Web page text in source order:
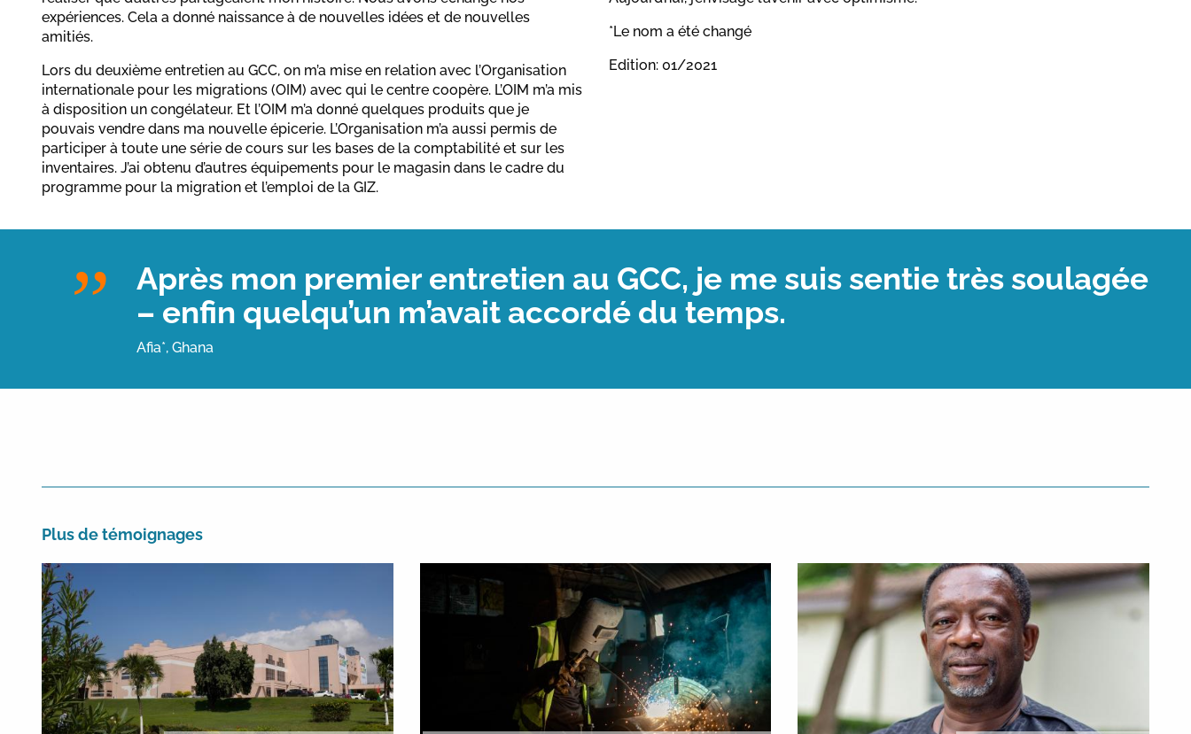
expériences. Cela a donné naissance à de nouvelles idées et de nouvelles
amitiés.
Lors du deuxième entretien au GCC, on m’a mise en relation avec l’Organisation
internationale pour les migrations (OIM) avec qui le centre coopère. L’OIM m’a mis
à disposition un congélateur. Et l’OIM m’a donné quelques produits que je
pouvais vendre dans ma nouvelle épicerie. L’Organisation m’a aussi permis de
participer à toute une série de cours sur les bases de la comptabilité et sur les
inventaires. J’ai obtenu d’autres équipements pour le magasin dans le cadre du
programme pour la migration et l’emploi de la GIZ.
*Le nom a été changé
Edition: 01/2021
Après mon premier entretien au GCC, je me suis sentie très soulagée
– enfin quelqu’un m’avait accordé du temps.
Afia*, Ghana
Plus de témoignages